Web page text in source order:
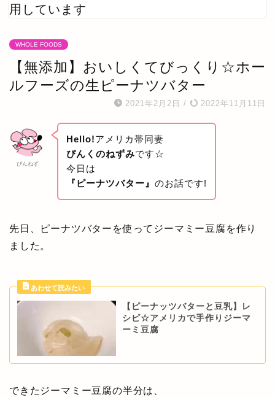
用しています
WHOLE FOODS
【無添加】おいしくてびっくり☆ホー
ルフーズの生ピーナツバター
2021年2月2日 / 2022年11月11日
ぴんねず
Hello!アメリカ帯同妻
ぴんくのねずみです☆
今日は
『ピーナツバター』 のお話です!
先日、ピーナツバターを使ってジーマミー豆腐を作り
ました。
【ピーナッツバターと豆乳】レ
シピ☆アメリカで手作りジーマ
ーミ豆腐
できたジーマミー豆腐の半分は、